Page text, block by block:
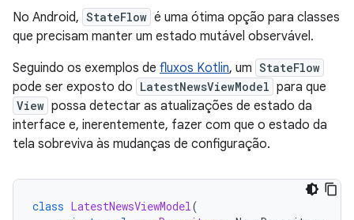
No Android, StateFlow é uma ótima opção para classes
que precisam manter um estado mutável observável.
Seguindo os exemplos de fluxos Kotlin, um StateFlow
pode ser exposto do LatestNewsViewModel para que
View possa detectar as atualizações de estado da
interface e, inerentemente, fazer com que o estado da
tela sobreviva às mudanças de configuração.
class LatestNewsViewModel(